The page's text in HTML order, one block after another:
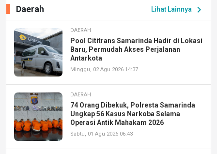
Lihat Lainnya chevron_right
Daerah
DAERAH
Pool Cititrans Samarinda Hadir di Lokasi
Baru, Permudah Akses Perjalanan
Antarkota
Minggu, 02 Agu 2026 14:37
DAERAH
74 Orang Dibekuk, Polresta Samarinda
Ungkap 56 Kasus Narkoba Selama
Operasi Antik Mahakam 2026
Sabtu, 01 Agu 2026 06:43